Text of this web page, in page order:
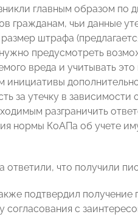
главным образом по
гражданам, чьи данные
штрафа
предусмотреть
вреда и учитывать
инициативы
за утечку в
разграничить
нормы КоАПа об учете
что получили
подтвердил получение
согласования с